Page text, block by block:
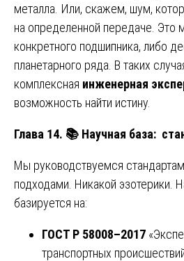
металла. Или, скажем, шум,
на определенной передаче. Это
конкретного подшипника, либо
планетарного ряда. В таких
комплексная инженерная
возможность найти истину.
Глава 14. 📚 Научная база:
Мы руководствуемся
подходами. Никакой эзотерики.
базируется на:
ГОСТ Р 58008–2017
транспортных